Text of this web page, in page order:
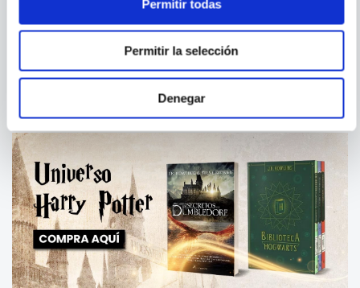
Permitir todas
Permitir la selección
Denegar
NURA EL SEÑOR DE LOS
YOKAI 06
GOTOUGE
DEMON SLAYER: KIMETSU
NO YAIBA, VOL. 20